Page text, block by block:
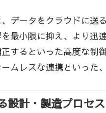
データをクラウドに
最小限に抑え、より迅
するといった高度な
ムレスな連携といった
設計・製造プロセ